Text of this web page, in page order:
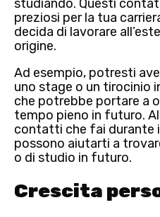
studiando. Questi
preziosi per la tua
decida di lavorare
origine.
Ad esempio, potresti
uno stage o un tirocinio
che potrebbe portare a
tempo pieno in futuro.
contatti che fai durante
possono aiutarti a
o di studio in futuro.
Crescita